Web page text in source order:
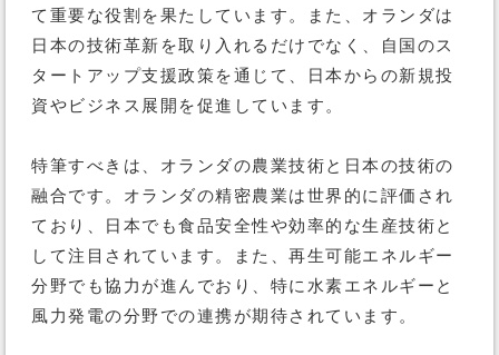
て重要な役割を果たしています。また、オランダは
日本の技術革新を取り入れるだけでなく、自国のス
タートアップ支援政策を通じて、日本からの新規投
資やビジネス展開を促進しています​。
特筆すべきは、オランダの農業技術と日本の技術の
融合です。オランダの精密農業は世界的に評価され
ており、日本でも食品安全性や効率的な生産技術と
して注目されています。また、再生可能エネルギー
分野でも協力が進んでおり、特に水素エネルギーと
風力発電の分野での連携が期待されています​。